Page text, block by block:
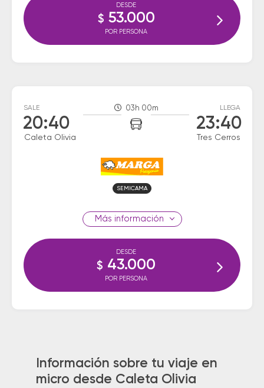
DESDE
$ 53.000
POR PERSONA
SALE
20:40
Caleta Olivia
03h 00m LLEGA
23:40
Tres Cerros
SEMICAMA
información
DESDE
$ 43.000
POR PERSONA
Información sobre tu viaje en
micro desde Caleta Olivia